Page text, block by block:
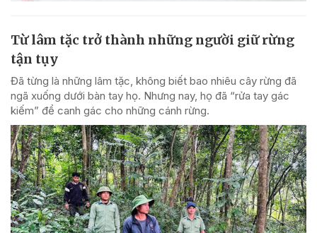
Từ lâm tặc trở thành những người giữ rừng
tận tụy
Đã từng là những lâm tặc, không biết bao nhiêu cây rừng đã
ngã xuống dưới bàn tay họ. Nhưng nay, họ đã “rửa tay gác
kiếm” để canh gác cho những cánh rừng.